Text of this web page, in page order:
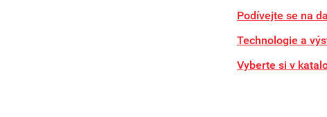
Podívejte se na
Technologie a
Vyberte si v